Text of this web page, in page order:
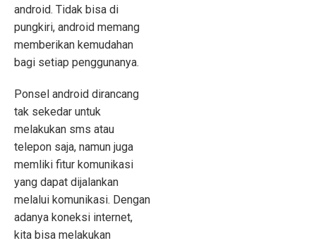
android. Tidak bisa di
pungkiri, android memang
memberikan kemudahan
bagi setiap penggunanya.
Ponsel android dirancang
tak sekedar untuk
melakukan sms atau
telepon saja, namun juga
memliki fitur komunikasi
yang dapat dijalankan
melalui komunikasi. Dengan
adanya koneksi internet,
kita bisa melakukan